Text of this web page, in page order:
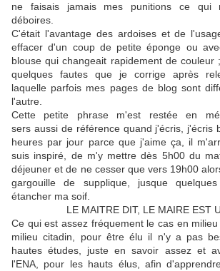
ne faisais jamais mes punitions ce qui
déboires.
C'était l'avantage des ardoises et de
effacer d'un coup de petite éponge ou
blouse qui changeait rapidement de
quelques fautes que je corrige après
laquelle parfois mes pages de blog sont
l'autre.
Cette petite phrase m'est restée en
sers aussi de référence quand j'écris, j'écris
heures par jour parce que j'aime ça, il
suis inspiré, de m'y mettre dès 5h00 du
déjeuner et de ne cesser que vers 19h00
gargouille de supplique, jusque
étancher ma soif.
LE MAITRE DIT, LE MAIRE EST
Ce qui est assez fréquement le cas en
milieu citadin, pour être élu il n'y a pas
hautes études, juste en savoir assez et
l'ENA, pour les hauts élus, afin